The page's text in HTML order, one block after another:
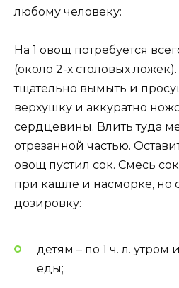
любому человеку:
На 1 овощ потребуется
(около 2-х столовых
тщательно вымыть и
верхушку и аккуратно
сердцевины. Влить туда
отрезанной частью.
овощ пустил сок. Смесь
при кашле и насморке, но
дозировку:
детям – по 1 ч. л. утром
еды;